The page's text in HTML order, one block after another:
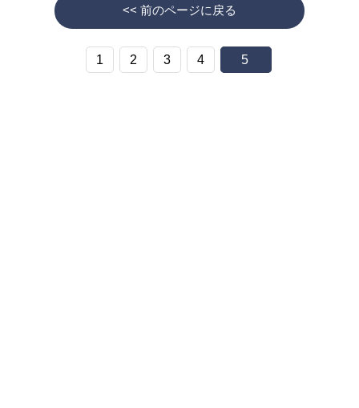
<< 前のページに戻る
1 2 3 4 5